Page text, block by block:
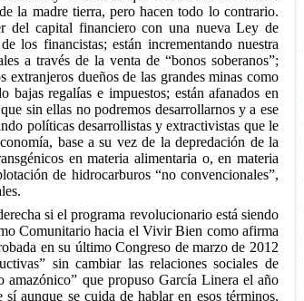
la madre tierra, pero hacen todo lo contrario.
del capital financiero con una nueva Ley de
los financistas; están incrementando nuestra
a través de la venta de “bonos soberanos”;
dueños de las grandes minas como
bajas regalías e impuestos; están afanados en
sin ellas no podremos desarrollarnos y a ese
políticas desarrollistas y extractivistas que le
base a su vez de la depredación de la
en materia alimentaria o, en materia
de hidrocarburos “no convencionales”,
si el programa revolucionario está siendo
Comunitario hacia el Vivir Bien como afirma
en su último Congreso de marzo de 2012
sin cambiar las relaciones sociales de
que propuso García Linera el año
aunque se cuida de hablar en esos términos,